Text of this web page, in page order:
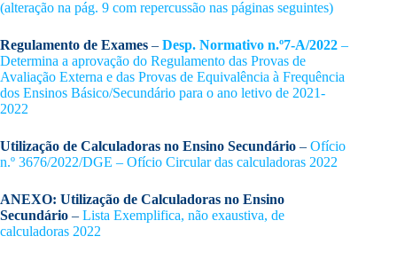
(alteração na pág. 9 com repercussão nas páginas seguintes)
Regulamento de Exames – Desp. Normativo n.º7-A/2022 –
Determina a aprovação do Regulamento das Provas de
Avaliação Externa e das Provas de Equivalência à Frequência
dos Ensinos Básico/Secundário para o ano letivo de 2021-
2022
Utilização de Calculadoras no Ensino Secundário – Ofício
n.º 3676/2022/DGE – Ofício Circular das calculadoras 2022
ANEXO: Utilização de Calculadoras no Ensino
Secundário – Lista Exemplifica, não exaustiva, de
calculadoras 2022